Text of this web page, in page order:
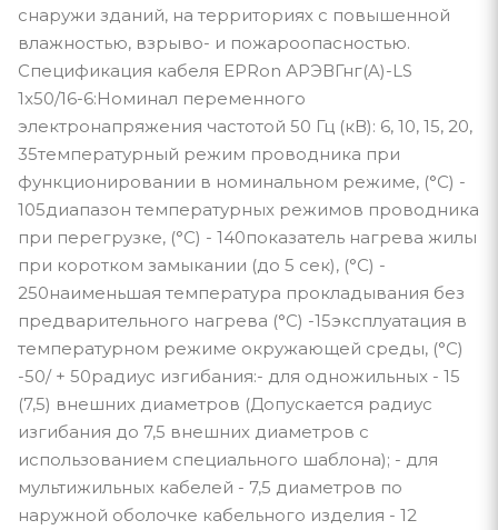
снаружи зданий, на территориях с повышенной
влажностью, взрыво- и пожароопасностью.
Спецификация кабеля EPRon АРЭВГнг(A)-LS
1x50/16-6:Номинал переменного
электронапряжения частотой 50 Гц (кВ): 6, 10, 15, 20,
35температурный режим проводника при
функционировании в номинальном режиме, (°С) -
105диапазон температурных режимов проводника
при перегрузке, (°С) - 140показатель нагрева жилы
при коротком замыкании (до 5 сек), (°С) -
250наименьшая температура прокладывания без
предварительного нагрева (°С) -15эксплуатация в
температурном режиме окружающей среды, (°С)
-50/ + 50радиус изгибания:- для одножильных - 15
(7,5) внешних диаметров (Допускается радиус
изгибания до 7,5 внешних диаметров с
использованием специального шаблона); - для
мультижильных кабелей - 7,5 диаметров по
наружной оболочке кабельного изделия - 12